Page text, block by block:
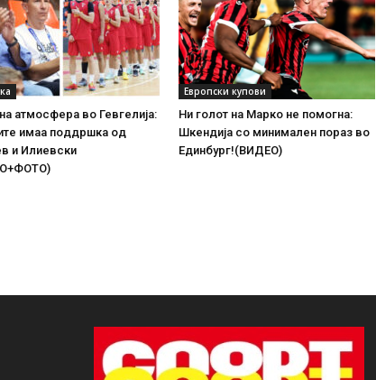
атмосфера во Гевгелија:
имаа поддршка од
и Илиевски
Европски купови
Ни голот на Марко не помогна:
Шкендија со минимален пораз во
Единбург!(ВИДЕО)